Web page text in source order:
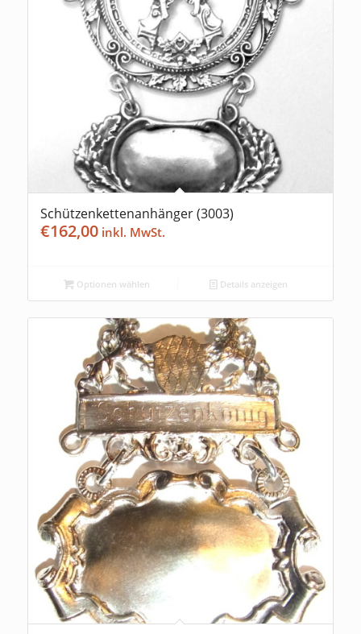
Schützenkettenanhänger (3003)
€162,00
Optionen wählen Details anzeigen